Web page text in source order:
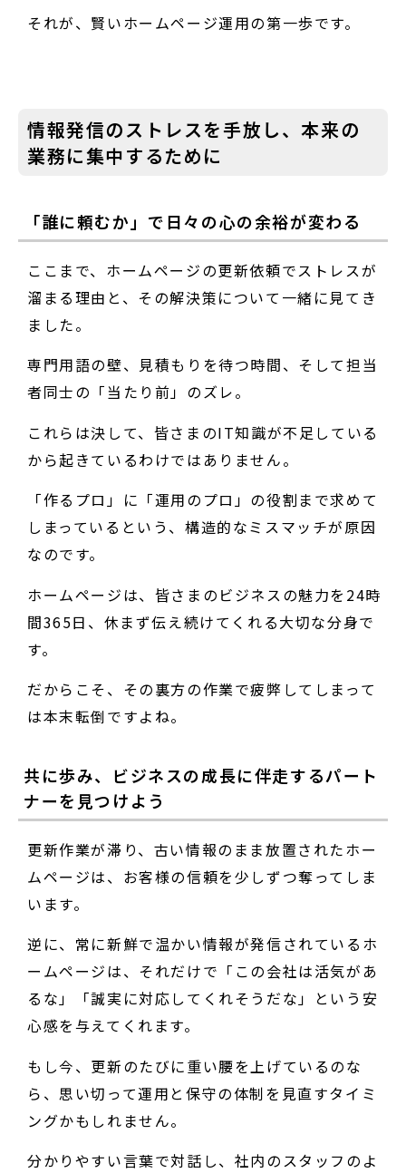
それが、賢いホームページ運用の第一歩です。
情報発信のストレスを手放し、本来の
業務に集中するために
「誰に頼むか」で日々の心の余裕が変わる
ここまで、ホームページの更新依頼でストレスが
溜まる理由と、その解決策について一緒に見てき
ました。
専門用語の壁、見積もりを待つ時間、そして担当
者同士の「当たり前」のズレ。
これらは決して、皆さまのIT知識が不足している
から起きているわけではありません。
「作るプロ」に「運用のプロ」の役割まで求めて
しまっているという、構造的なミスマッチが原因
なのです。
ホームページは、皆さまのビジネスの魅力を24時
間365日、休まず伝え続けてくれる大切な分身で
す。
だからこそ、その裏方の作業で疲弊してしまって
は本末転倒ですよね。
共に歩み、ビジネスの成長に伴走するパート
ナーを見つけよう
更新作業が滞り、古い情報のまま放置されたホー
ムページは、お客様の信頼を少しずつ奪ってしま
います。
逆に、常に新鮮で温かい情報が発信されているホ
ームページは、それだけで「この会社は活気があ
るな」「誠実に対応してくれそうだな」という安
心感を与えてくれます。
もし今、更新のたびに重い腰を上げているのな
ら、思い切って運用と保守の体制を見直すタイミ
ングかもしれません。
分かりやすい言葉で対話し、社内のスタッフのよ